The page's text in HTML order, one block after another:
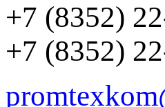
+7 (8352)
+7 (8352)